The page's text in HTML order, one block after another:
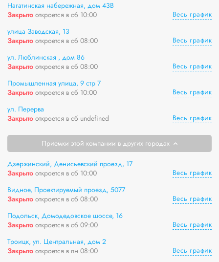
Нагатинская набережная, дом 43В
Закрыто откроется в сб 10:00
Весь график
улица Заводская, 13
Закрыто откроется в сб 08:00
Весь график
ул. Люблинская , дом 86
Закрыто откроется в сб 08:00
Весь график
Промышленная улица, 9 стр 7
Закрыто откроется в сб 10:00
Весь график
ул. Перерва
Закрыто откроется в сб undefined Весь график
Приемки этой компании в других городах
Дзержинский, Денисьевский проезд, 17
Закрыто откроется в сб 10:00
Весь график
Видное, Проектируемый проезд, 5077
Закрыто откроется в сб 08:00
Весь график
Подольск, Домодедовское шоссе, 16
Закрыто откроется в сб 09:00
Весь график
Троицк, ул. Центральная, дом 2
Закрыто откроется в пн 08:00
Весь график